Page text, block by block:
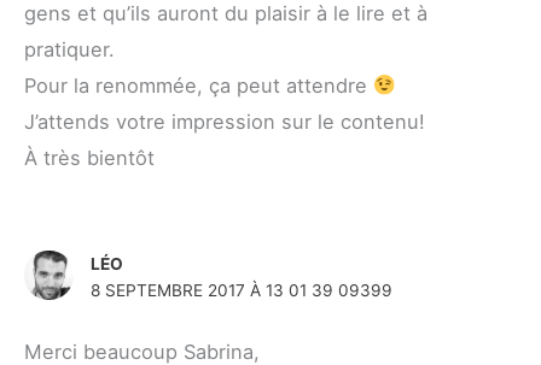
gens et qu’ils auront du plaisir à le lire et à
pratiquer.
Pour la renommée, ça peut attendre
J’attends votre impression sur le contenu!
À très bientôt
LÉO
8 SEPTEMBRE 2017 À 13 01 39 09399
Merci beaucoup Sabrina,